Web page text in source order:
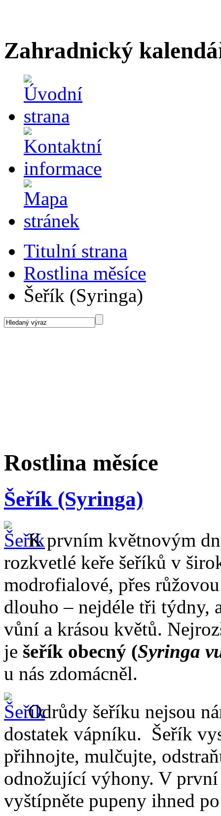
Zahradnický
Titulní strana
Rostlina měsíce
Šeřík (Syringa)
Rostlina měsíce
Šeřík (Syringa)
K prvním květnovým
rozkvetlé keře šeříků v
modrofialové, přes
dlouho – nejdéle tři týdny,
vůní a krásou květů.
je šeřík obecný (Syringa
u nás zdomácněl.
Odrůdy šeříku nejsou
dostatek vápníku. Šeřík
přihnojte, mulčujte,
odnožující výhony. V první
vyštípněte pupeny ihned